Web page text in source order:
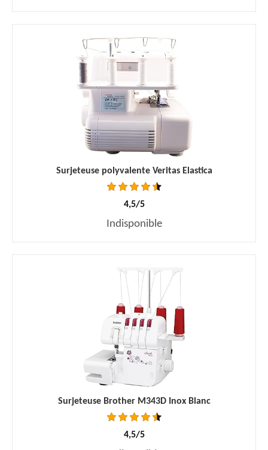
Surjeteuse polyvalente Veritas Elastica
4,5/5
Indisponible
Surjeteuse Brother M343D Inox Blanc
4,5/5